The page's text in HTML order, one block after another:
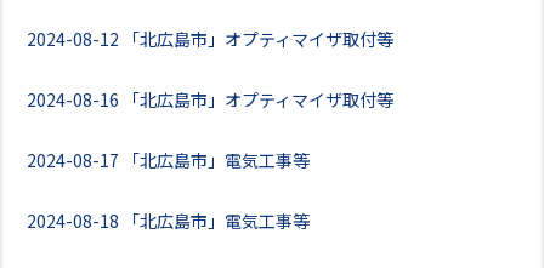
2024-08-12 「北広島市」オプティマイザ取付等
2024-08-16 「北広島市」オプティマイザ取付等
2024-08-17 「北広島市」電気工事等
2024-08-18 「北広島市」電気工事等